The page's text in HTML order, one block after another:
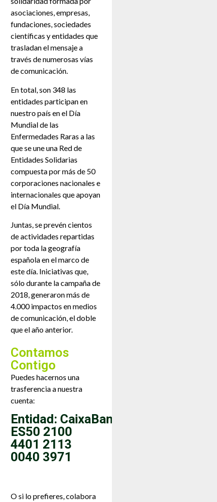
asociaciones, empresas,
fundaciones, sociedades
científicas y entidades que
trasladan el mensaje a
través de numerosas vías
de comunicación.
En total, son 348 las
entidades participan en
nuestro país en el Día
Mundial de las
Enfermedades Raras a las
que se une una Red de
Entidades Solidarias
compuesta por más de 50
corporaciones nacionales e
internacionales que apoyan
el Día Mundial.
Juntas, se prevén cientos
de actividades repartidas
por toda la geografía
española en el marco de
este día. Iniciativas que,
sólo durante la campaña de
2018, generaron más de
4.000 impactos en medios
de comunicación, el doble
que el año anterior.
Contamos
Contigo
Puedes hacernos una
trasferencia a nuestra
cuenta:
Entidad: CaixaBank
ES50 2100
4401 2113
0040 3971
O si lo prefieres, colabora